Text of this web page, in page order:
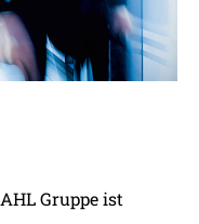
Gruppe ist